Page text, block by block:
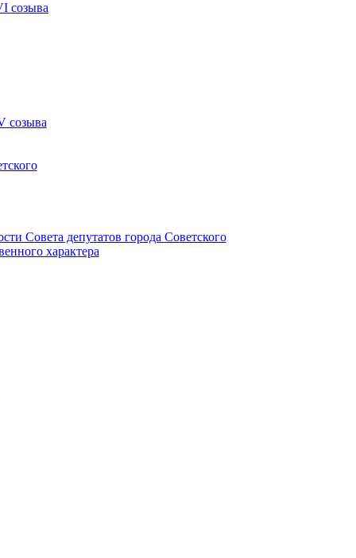
созыва
созыва
Совета депутатов города Советского
характера